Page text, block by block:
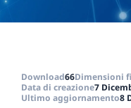
Download66Dimensioni
Data di creazione7
Ultimo aggiornamento8